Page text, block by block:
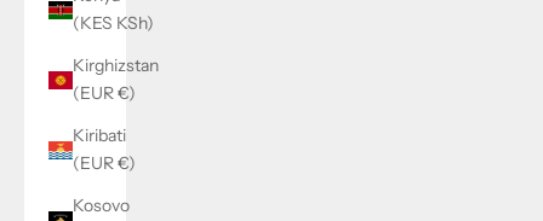
(KES KSh)
Kirghizstan
(EUR €)
Kiribati
(EUR €)
Kosovo